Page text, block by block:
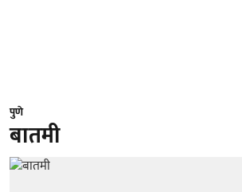
पुणे
बातमी